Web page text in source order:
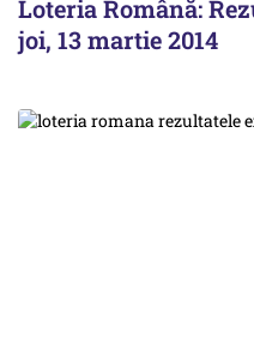
Loteria Română:
joi, 13 martie 2014